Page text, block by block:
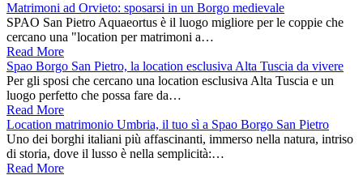
Matrimoni ad Orvieto: sposarsi in un Borgo medievale
SPAO San Pietro Aquaeortus è il luogo migliore per le coppie che
cercano una "location per matrimoni a…
Read More
Spao Borgo San Pietro, la location esclusiva Alta Tuscia da vivere
Per gli sposi che cercano una location esclusiva Alta Tuscia e un
luogo perfetto che possa fare da…
Read More
Location matrimonio Umbria, il tuo sì a Spao Borgo San Pietro
Uno dei borghi italiani più affascinanti, immerso nella natura, intriso
di storia, dove il lusso è nella semplicità:…
Read More